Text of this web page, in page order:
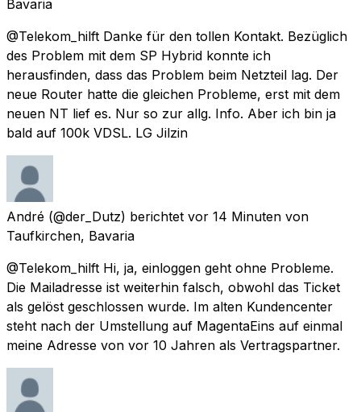
Bavaria
@Telekom_hilft Danke für den tollen Kontakt. Bezüglich
des Problem mit dem SP Hybrid konnte ich
herausfinden, dass das Problem beim Netzteil lag. Der
neue Router hatte die gleichen Probleme, erst mit dem
neuen NT lief es. Nur so zur allg. Info. Aber ich bin ja
bald auf 100k VDSL. LG Jilzin
André (@der_Dutz) berichtet vor 14 Minuten von
Taufkirchen, Bavaria
@Telekom_hilft Hi, ja, einloggen geht ohne Probleme.
Die Mailadresse ist weiterhin falsch, obwohl das Ticket
als gelöst geschlossen wurde. Im alten Kundencenter
steht nach der Umstellung auf MagentaEins auf einmal
meine Adresse von vor 10 Jahren als Vertragspartner.